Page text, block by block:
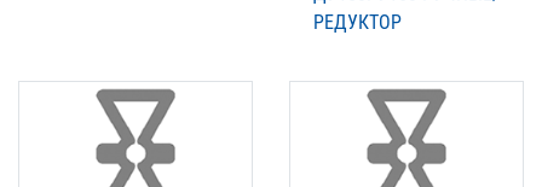
РЕДУКТОР